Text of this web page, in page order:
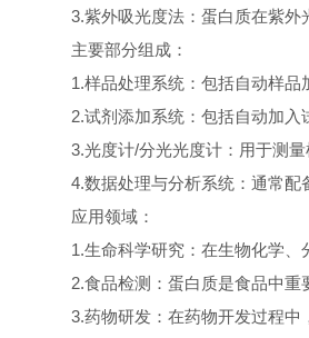
3.紫外吸光度法：蛋白质在紫外光
主要部分组成：
1.样品处理系统：包括自动样品加
2.试剂添加系统：包括自动加入试
3.光度计/分光光度计：用于测量
4.数据处理与分析系统：通常配备
应用领域：
1.生命科学研究：在生物化学、分
2.食品检测：蛋白质是食品中重要
3.药物研发：在药物开发过程中，